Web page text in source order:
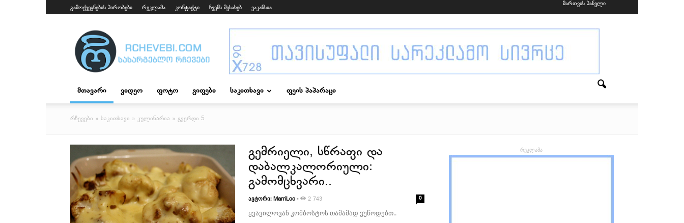
გამოქვეყნების პირობები რეკლამა კონტაქტი ჩვენს შესახებ ვაკანსია
მართვის პანელი
fpaparazzi.com
მთავარი ვიდეო ფოტო გიფები საკითხავი ფეის პაპარაცი
რჩევები » საკითხავი » კულინარია » გვერდი 5
გემრიელი, სწრაფი და
დაბალკალორიული:
გამომცხვარი..
ავტორი: MarriLoo- 2 743 0
ყვავილოვან კომბოსტოს თამამად ვუწოდებთ..
რეკლამა